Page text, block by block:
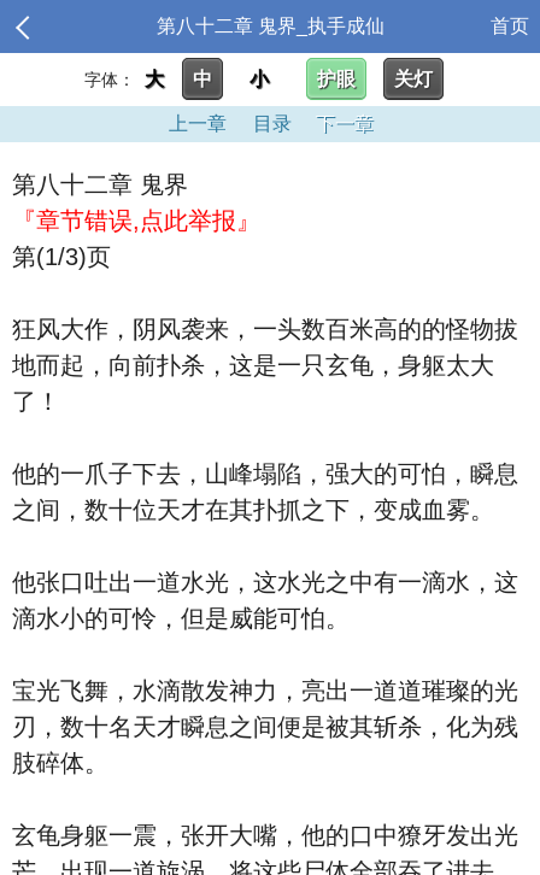
第八十二章 鬼界_执手成仙 首页
字体： 大 中 小 护眼 关灯
上一章 目录 下一章
第八十二章 鬼界
『章节错误,点此举报』
第(1/3)页
狂风大作，阴风袭来，一头数百米高的的怪物拔
地而起，向前扑杀，这是一只玄龟，身躯太大
了！
他的一爪子下去，山峰塌陷，强大的可怕，瞬息
之间，数十位天才在其扑抓之下，变成血雾。
他张口吐出一道水光，这水光之中有一滴水，这
滴水小的可怜，但是威能可怕。
宝光飞舞，水滴散发神力，亮出一道道璀璨的光
刃，数十名天才瞬息之间便是被其斩杀，化为残
肢碎体。
玄龟身躯一震，张开大嘴，他的口中獠牙发出光